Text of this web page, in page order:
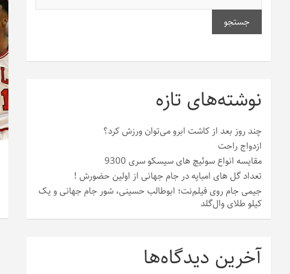
جستجو
نوشته‌های تازه
چند روز بعد از کاشت ابرو می‌توان ورزش کرد؟
ازدواج راحت
مقایسه انواع سوئیچ های سیسکو سری 9300
تعداد گل های امباپه در جام جهانی از اولین حضورش !
جیمی جام روی فیلم‌نت؛ ابوطالب حسینی، شور جام جهانی و یک
کیلو طلای وال‌گلد
آخرین دیدگاه‌ها